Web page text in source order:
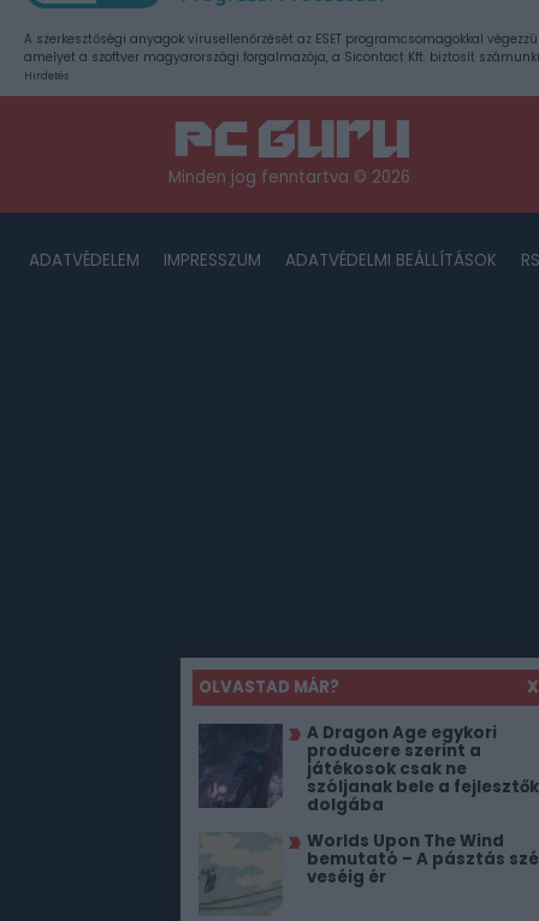
OLVASTAD MÁR?
X
A Dragon Age egykori
producere szerint a
játékosok csak ne
szóljanak bele a fejlesztők
dolgába
Worlds Upon The Wind
bemutató – A pásztás
veséig ér
A szerkesztőségi anyagok vírusellenőrzését az ESET programcsomagokkal
amelyet a szoftver magyarországi forgalmazója, a Sicontact Kft. biztosít
Hirdetés
Minden jog fenntartva © 2026
ADATVÉDELEM IMPRESSZUM ADATVÉDELMI BEÁLLÍTÁSOK